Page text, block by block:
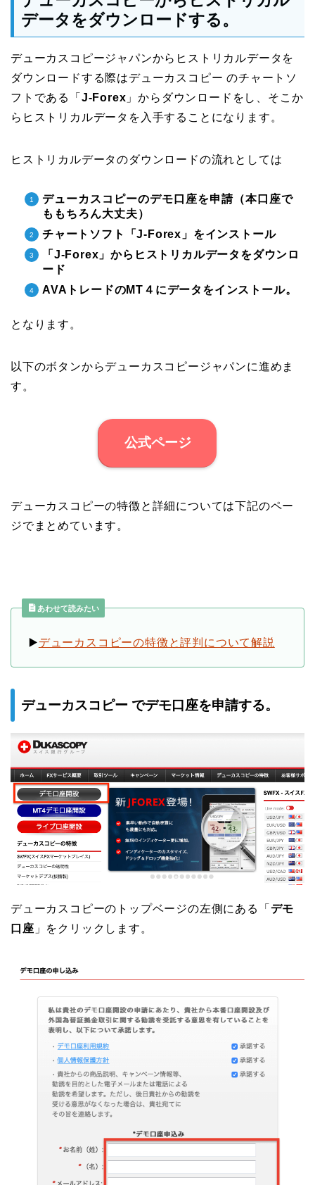
データをダウンロードする。
デューカスコピージャパンからヒストリカルデータを
ダウンロードする際はデューカスコピー のチャートソ
フトである「 J-Forex 」からダウンロードをし、そこか
らヒストリカルデータを入手することになります。
ヒストリカルデータのダウンロードの流れとしては
デューカスコピーのデモ口座を申請（本口座で
ももちろん大丈夫）
チャートソフト「J-Forex」をインストール
「J-Forex」からヒストリカルデータをダウンロ
ード
AVAトレードのMT４にデータをインストール。
となります。
以下のボタンからデューカスコピージャパンに進めま
す。
公式ページ
デューカスコピーの特徴と詳細については下記のペー
ジでまとめています。
あわせて読みたい
▶️デューカスコピーの特徴と評判について解説
デューカスコピー でデモ口座を申請する。
デューカスコピーのトップベージの左側にある「 デモ
口座 」をクリックします。